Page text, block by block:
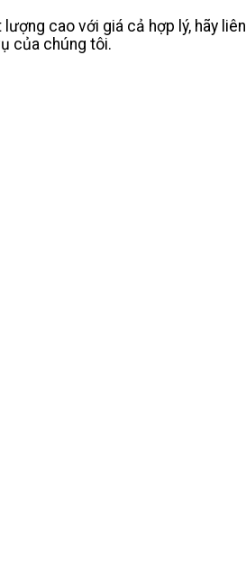
cao với giá cả hợp lý, hãy
của chúng tôi.